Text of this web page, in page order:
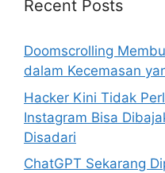
r
:
Recent Posts
Doomscrolling
dalam Kecemasan
Hacker Kini Tidak
Instagram Bisa
Disadari
ChatGPT Sekarang